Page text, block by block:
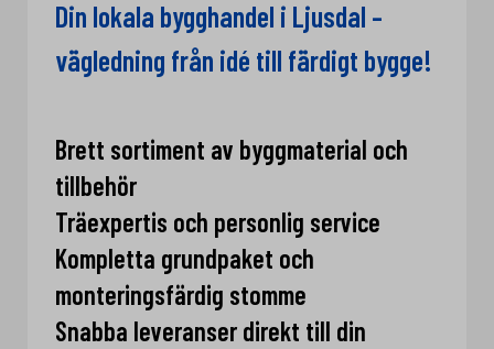
Din lokala bygghandel i Ljusdal –
vägledning från idé till färdigt bygge!
Brett sortiment av byggmaterial och
tillbehör
Träexpertis och personlig service
Kompletta grundpaket och
monteringsfärdig stomme
Snabba leveranser direkt till din